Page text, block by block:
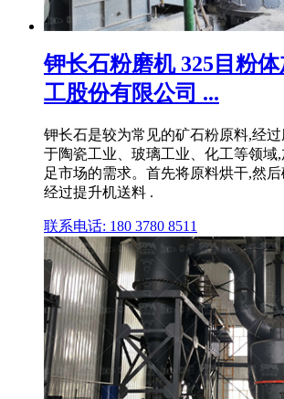
钾长石粉磨机 325目粉
工股份有限公司 ...
钾长石是较为常见的矿石粉原料,经
于陶瓷工业、玻璃工业、化工等领域
足市场的需求。首先将原料烘干,然
经过提升机送料 .
联系电话: 180 3780 8511